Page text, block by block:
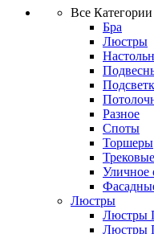
Все Категории
Бра
Люстры
Разное
Споты
Торшеры
Уличное
Люстры
Люстры
Люстры